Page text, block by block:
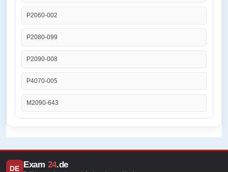
P2060-002
P2080-099
P2090-008
P4070-005
M2090-643
DE Exam 24.de